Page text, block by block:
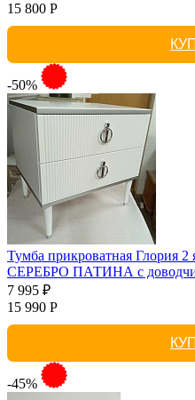
15 800 Р
-50%
Тумба прикроватная
СЕРЕБРО ПАТИНА с
7 995 ₽
15 990 Р
-45%